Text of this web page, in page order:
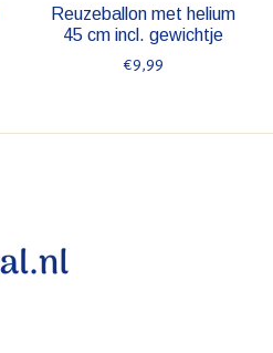
Reuzeballon met helium
45 cm incl. gewichtje
€9,99